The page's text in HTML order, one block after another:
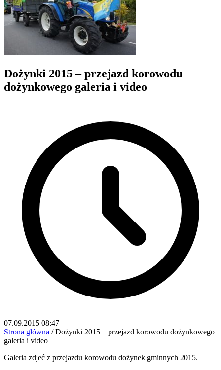
Dożynki 2015 – przejazd korowodu
dożynkowego galeria i video
07.09.2015 08:47
Strona główna / Dożynki 2015 – przejazd korowodu dożynkowego
galeria i video
Galeria zdjeć z przejazdu korowodu dożynek gminnych 2015.